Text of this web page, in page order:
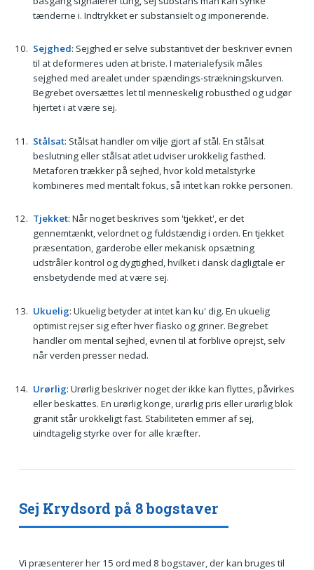
tænderne i. Indtrykket er substansielt og imponerende.
Sejghed: Sejghed er selve substantivet der beskriver evnen
til at deformeres uden at briste. I materialefysik måles
sejghed med arealet under spændings-strækningskurven.
Begrebet oversættes let til menneskelig robusthed og udgør
hjertet i at være sej.
Stålsat: Stålsat handler om vilje gjort af stål. En stålsat
beslutning eller stålsat atlet udviser urokkelig fasthed.
Metaforen trækker på sejhed, hvor kold metalstyrke
kombineres med mentalt fokus, så intet kan rokke personen.
Tjekket: Når noget beskrives som 'tjekket', er det
gennemtænkt, velordnet og fuldstændig i orden. En tjekket
præsentation, garderobe eller mekanisk opsætning
udstråler kontrol og dygtighed, hvilket i dansk dagligtale er
ensbetydende med at være sej.
Ukuelig: Ukuelig betyder at intet kan ku' dig. En ukuelig
optimist rejser sig efter hver fiasko og griner. Begrebet
handler om mental sejhed, evnen til at forblive oprejst, selv
når verden presser nedad.
Urørlig: Urørlig beskriver noget der ikke kan flyttes, påvirkes
eller beskattes. En urørlig konge, urørlig pris eller urørlig blok
granit står urokkeligt fast. Stabiliteten emmer af sej,
uindtagelig styrke over for alle kræfter.
Sej Krydsord på 8 bogstaver
Vi præsenterer her 15 ord med 8 bogstaver, der kan bruges til